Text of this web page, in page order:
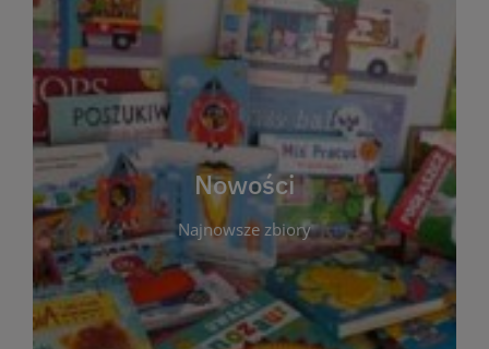
Nowości
Najnowsze zbiory
W tej sekcji prezentujemy najnowsze książki,
audiobooki oraz filmy, które właśnie trafiły do
zbiorów Miejskiej Biblioteki Publicznej w
Starachowicach. Regularnie aktualizujemy listę,
aby Czytelnicy mogli na bieżąco odkrywać świeże
tytuły i najciekawsze premiery wydawnicze. Każda
pozycja opatrzona jest krótkim opisem i
informacją o dostępności w katalogu. Zachęcamy
do częstych odwiedzin – nowości pojawiają się
niemal każdego tygodnia! Dzięki tej zakładce
zawsze będziesz wiedzieć, co warto przeczytać